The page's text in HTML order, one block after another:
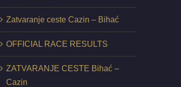
Zatvaranje ceste Cazin – Bihać
OFFICIAL RACE RESULTS
ZATVARANJE CESTE Bihać –
Cazin